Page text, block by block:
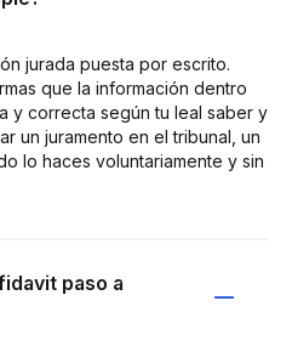
jurada puesta por escrito.
que la información dentro
y correcta según tu leal saber y
un juramento en el tribunal, un
lo haces voluntariamente y sin
paso a